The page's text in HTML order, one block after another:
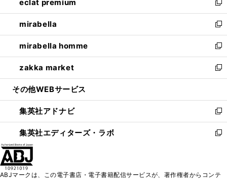
く
で
開
く
ド
ウ
で
開
く
ィ
ン
ド
ウ
で
開
く
い
ウ
ィ
ン
ド
ウ
で
開
eclat premium
新
し
い
ウ
ィ
ン
ド
ウ
開
く
mirabella
新
し
い
ウ
ィ
ン
ウ
で
開
く
mirabella homme
新
し
い
ウ
ン
ド
ウ
で
zakka market
新
し
ウ
ィ
ン
ド
く
その他WEBサービス
集英社アドナビ
新
し
い
ド
集英社エディターズ・ラボ
新
ィ
ABJマークは、この電子書店・電子書籍配信サービスが、著作権者からコンテ